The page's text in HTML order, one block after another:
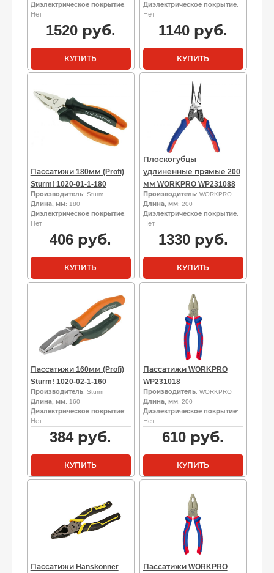
Диэлектрическое покрытие:
Нет
1520руб.
КУПИТЬ
Диэлектрическое покрытие:
Нет
1140 руб.
КУПИТЬ
Пассатижи 180мм (Profi)
Sturm! 1020-01-1-180
Производитель: Sturm
Длина, мм: 180
Диэлектрическое покрытие:
Нет
406 руб.
КУПИТЬ
Плоскогубцы
удлиненные прямые 200
мм WORKPRO WP231088
Производитель: WORKPRO
Длина, мм: 200
Диэлектрическое покрытие:
Нет
1330руб.
КУПИТЬ
Пассатижи 160мм (Profi)
Sturm! 1020-02-1-160
Производитель: Sturm
Длина, мм: 160
Диэлектрическое покрытие:
Нет
384руб.
КУПИТЬ
Пассатижи WORKPRO
WP231018
Производитель: WORKPRO
Длина, мм: 200
Диэлектрическое покрытие:
Нет
610 руб.
КУПИТЬ
Пассатижи Hanskonner
Пассатижи WORKPRO